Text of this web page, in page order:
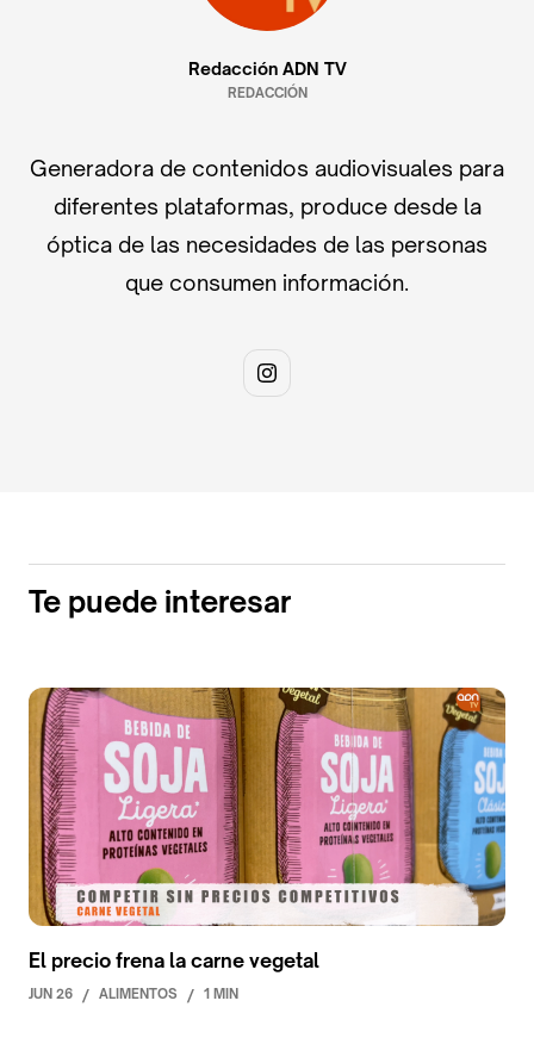
Redacción ADN TV
REDACCIÓN
Generadora de contenidos audiovisuales para
diferentes plataformas, produce desde la
óptica de las necesidades de las personas
que consumen información.
Te puede interesar
El precio frena la carne vegetal
JUN 26 / ALIMENTOS / 1 MIN